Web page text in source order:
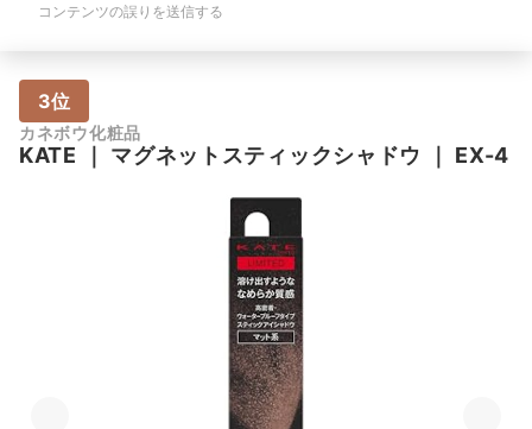
コンテンツの誤りを送信する
3位
カネボウ化粧品
KATE マグネットスティックシャドウ EX-4